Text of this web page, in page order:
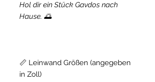
Hol dir ein Stück Gavdos nach
Hause. 🌅
📏 Leinwand Größen (angegeben
in Zoll)